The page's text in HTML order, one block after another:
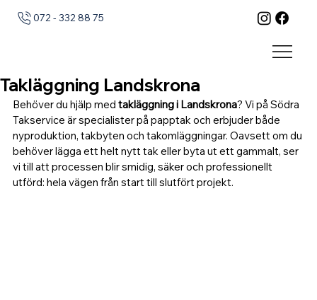
072 - 332 88 75
Takläggning Landskrona
Behöver du hjälp med takläggning i Landskrona? Vi på Södra
Takservice är specialister på papptak och erbjuder både
nyproduktion, takbyten och takomläggningar. Oavsett om du
behöver lägga ett helt nytt tak eller byta ut ett gammalt, ser
vi till att processen blir smidig, säker och professionellt
utförd: hela vägen från start till slutfört projekt.